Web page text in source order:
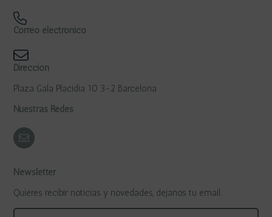
Correo electrónico
Dirección
Plaza Gala Placidia 10 3-2 Barcelona
Nuestras Redes
Newsletter
Quieres recibir noticias y novedades, dejanos tu email.